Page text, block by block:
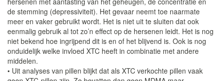
de stemming (depressiviteit). Het gevaar neemt toe naarmate
meer en vaker gebruikt wordt. Het is niet uit te sluiten dat ook
eenmalig gebruik al tot zo’n effect op de hersenen leidt. Het is nog
niet bekend hoe ingrijpend dit is en of het blijvend is. Ook is nog
onduidelijk welke invloed XTC heeft in combinatie met andere
middelen.
• Uit analyses van pillen blijkt dat als XTC verkochte pillen vaak